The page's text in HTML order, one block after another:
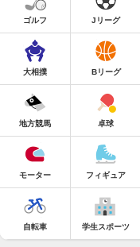
ゴルフ Jリーグ
大相撲 Bリーグ
地方競馬 卓球
モーター フィギュア
自転車 学生スポーツ